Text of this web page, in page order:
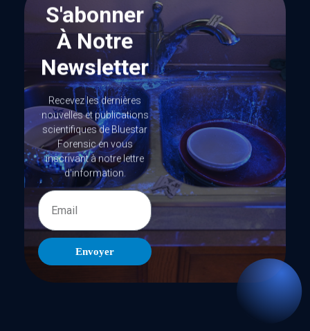
S'abonner
À Notre
Newsletter
Recevez les dernières
nouvelles et publications
scientifiques de Bluestar
Forensic en vous
inscrivant à notre lettre
d'information.
Envoyer